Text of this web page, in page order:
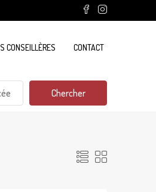
CONSEILLÈRES CONTACT
Chercher